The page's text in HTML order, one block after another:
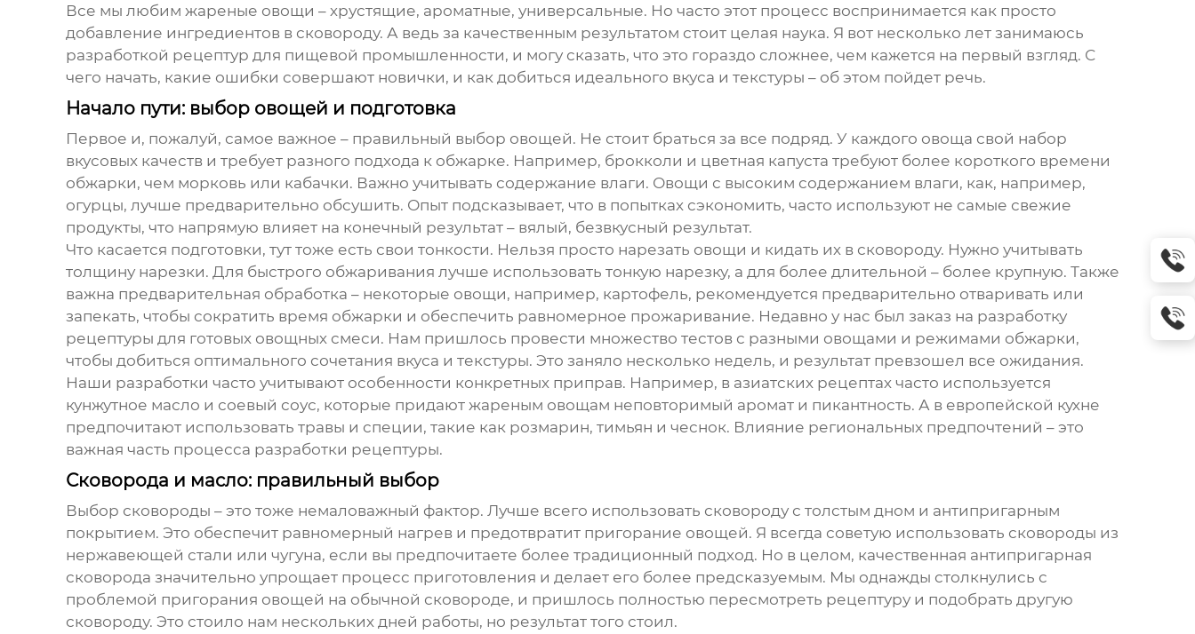
Все мы любим жареные овощи – хрустящие, ароматные, универсальные. Но часто этот процесс воспринимается как просто
добавление ингредиентов в сковороду. А ведь за качественным результатом стоит целая наука. Я вот несколько лет занимаюсь
разработкой рецептур для пищевой промышленности, и могу сказать, что это гораздо сложнее, чем кажется на первый взгляд. С
чего начать, какие ошибки совершают новички, и как добиться идеального вкуса и текстуры – об этом пойдет речь.
Начало пути: выбор овощей и подготовка
Первое и, пожалуй, самое важное – правильный выбор овощей. Не стоит браться за все подряд. У каждого овоща свой набор
вкусовых качеств и требует разного подхода к обжарке. Например, брокколи и цветная капуста требуют более короткого времени
обжарки, чем морковь или кабачки. Важно учитывать содержание влаги. Овощи с высоким содержанием влаги, как, например,
огурцы, лучше предварительно обсушить. Опыт подсказывает, что в попытках сэкономить, часто используют не самые свежие
продукты, что напрямую влияет на конечный результат – вялый, безвкусный результат.
Что касается подготовки, тут тоже есть свои тонкости. Нельзя просто нарезать овощи и кидать их в сковороду. Нужно учитывать
толщину нарезки. Для быстрого обжаривания лучше использовать тонкую нарезку, а для более длительной – более крупную. Также
важна предварительная обработка – некоторые овощи, например, картофель, рекомендуется предварительно отваривать или
запекать, чтобы сократить время обжарки и обеспечить равномерное прожаривание. Недавно у нас был заказ на разработку
рецептуры для готовых овощных смеси. Нам пришлось провести множество тестов с разными овощами и режимами обжарки,
чтобы добиться оптимального сочетания вкуса и текстуры. Это заняло несколько недель, и результат превзошел все ожидания.
Наши разработки часто учитывают особенности конкретных приправ. Например, в азиатских рецептах часто используется
кунжутное масло и соевый соус, которые придают жареным овощам неповторимый аромат и пикантность. А в европейской кухне
предпочитают использовать травы и специи, такие как розмарин, тимьян и чеснок. Влияние региональных предпочтений – это
важная часть процесса разработки рецептуры.
Сковорода и масло: правильный выбор
Выбор сковороды – это тоже немаловажный фактор. Лучше всего использовать сковороду с толстым дном и антипригарным
покрытием. Это обеспечит равномерный нагрев и предотвратит пригорание овощей. Я всегда советую использовать сковороды из
нержавеющей стали или чугуна, если вы предпочитаете более традиционный подход. Но в целом, качественная антипригарная
сковорода значительно упрощает процесс приготовления и делает его более предсказуемым. Мы однажды столкнулись с
проблемой пригорания овощей на обычной сковороде, и пришлось полностью пересмотреть рецептуру и подобрать другую
сковороду. Это стоило нам нескольких дней работы, но результат того стоил.